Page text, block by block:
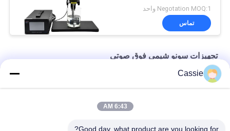
Negotation MOQ:1 واحد
تماس
تجهیزات سونو شیمی فوق صوتی
20Khz 1200w تجهیزات استخراج فوق صوتی سطح آزمایشی
Cassie
6:43 AM
Good day, what product are you looking for?